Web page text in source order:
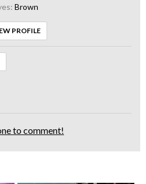
Brown
PROFILE
to comment!